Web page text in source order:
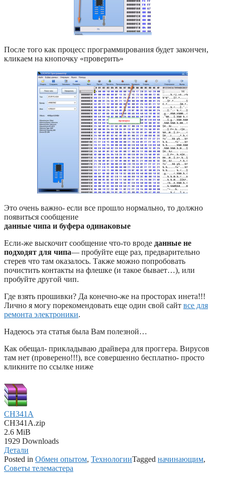
После того как процесс программирования будет закончен,
кликаем на кнопочку «проверить»
Это очень важно- если все прошло нормально, то должно
появиться сообщение
данные чипа и буфера одинаковые
Если-же выскочит сообщение что-то вроде данные не
подходят для чипа— пробуйте еще раз, предварительно
стерев что там оказалось. Также можно попробовать
почистить контакты на флешке (и такое бывает…), или
пробуйте другой чип.
Где взять прошивки? Да конечно-же на просторах инета!!!
Лично я могу порекомендовать еще один свой сайт все для
ремонта электроники.
Надеюсь эта статья была Вам полезной…
Как обещал- прикладываю драйвера для проггера. Вирусов
там нет (проверено!!!), все совершенно бесплатно- просто
кликните по ссылке ниже
CH341A
CH341A.zip
2.6 MiB
1929 Downloads
Детали
Posted in Обмен опытом, ТехнологииTagged начинающим,
Советы телемастера